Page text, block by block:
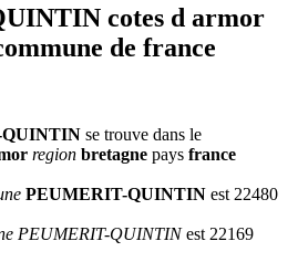
cotes d armor
de france
se trouve dans le
region bretagne pays france
PEUMERIT-QUINTIN est 22480
PEUMERIT-QUINTINest 22169